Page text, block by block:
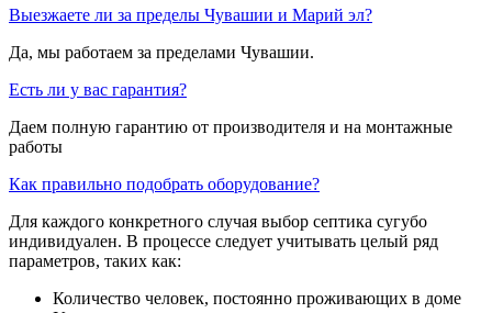
Выезжаете ли за пределы Чувашии и Марий эл?
Да, мы работаем за пределами Чувашии.
Есть ли у вас гарантия?
Даем полную гарантию от производителя и на монтажные
работы
Как правильно подобрать оборудование?
Для каждого конкретного случая выбор септика сугубо
индивидуален. В процессе следует учитывать целый ряд
параметров, таких как:
Количество человек, постоянно проживающих в доме